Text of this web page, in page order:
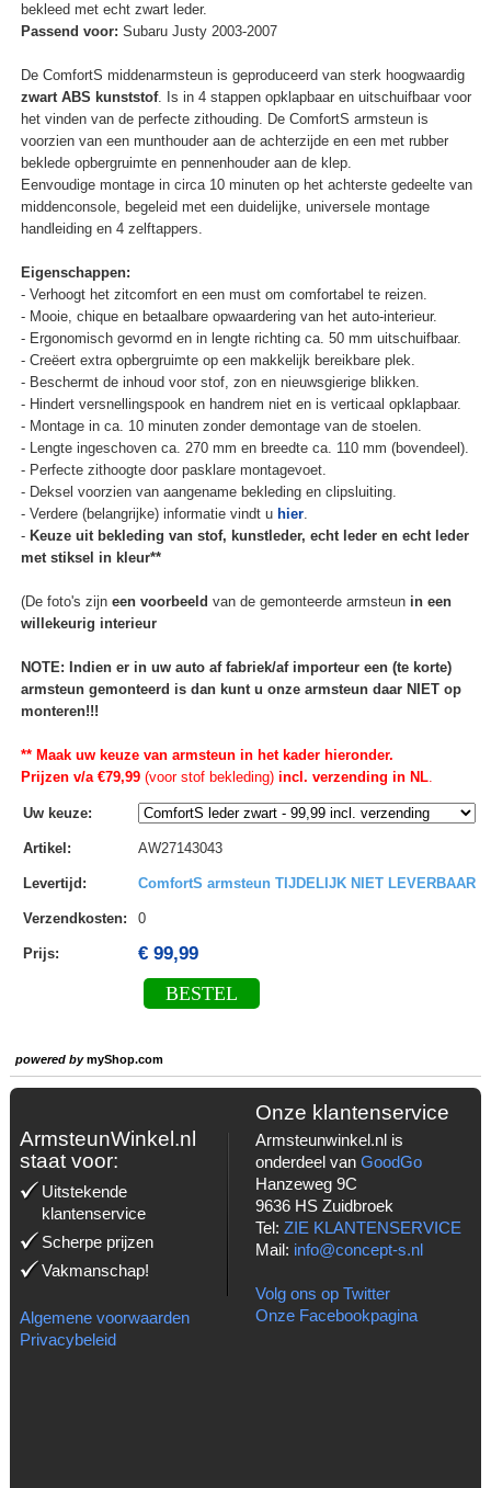
bekleed met echt zwart leder.
Passend voor: Subaru Justy 2003-2007
De ComfortS middenarmsteun is geproduceerd van sterk hoogwaardig
zwart ABS kunststof. Is in 4 stappen opklapbaar en uitschuifbaar voor
het vinden van de perfecte zithouding. De ComfortS armsteun is
voorzien van een munthouder aan de achterzijde en een met rubber
beklede opbergruimte en pennenhouder aan de klep.
Eenvoudige montage in circa 10 minuten op het achterste gedeelte van
middenconsole, begeleid met een duidelijke, universele montage
handleiding en 4 zelftappers.
Eigenschappen:
- Verhoogt het zitcomfort en een must om comfortabel te reizen.
- Mooie, chique en betaalbare opwaardering van het auto-interieur.
- Ergonomisch gevormd en in lengte richting ca. 50 mm uitschuifbaar.
- Creëert extra opbergruimte op een makkelijk bereikbare plek.
- Beschermt de inhoud voor stof, zon en nieuwsgierige blikken.
- Hindert versnellingspook en handrem niet en is verticaal opklapbaar.
- Montage in ca. 10 minuten zonder demontage van de stoelen.
- Lengte ingeschoven ca. 270 mm en breedte ca. 110 mm (bovendeel).
- Perfecte zithoogte door pasklare montagevoet.
- Deksel voorzien van aangename bekleding en clipsluiting.
- Verdere (belangrijke) informatie vindt u hier.
- Keuze uit bekleding van stof, kunstleder, echt leder en echt leder
met stiksel in kleur**
(De foto's zijn een voorbeeld van de gemonteerde armsteun in een
willekeurig interieur
NOTE: Indien er in uw auto af fabriek/af importeur een (te korte)
armsteun gemonteerd is dan kunt u onze armsteun daar NIET op
monteren!!!
** Maak uw keuze van armsteun in het kader hieronder.
Prijzen v/a €79,99(voor stof bekleding)incl. verzending in NL.
Uw keuze:
Artikel : AW27143043
Levertijd : ComfortS armsteun TIJDELIJK NIET LEVERBAAR
Verzendkosten: 0
Prijs: € 99,99
BESTEL
powered bymyShop.com
ArmsteunWinkel.nl
staat voor:
Uitstekende
klantenservice
Scherpe prijzen
Vakmanschap!
Algemene voorwaarden
Privacybeleid
Onze klantenservice
Armsteunwinkel.nl is
onderdeel van GoodGo
Hanzeweg 9C
9636 HS Zuidbroek
Tel: ZIE KLANTENSERVICE
Mail: info@concept-s.nl
Volg ons op Twitter
Onze Facebookpagina